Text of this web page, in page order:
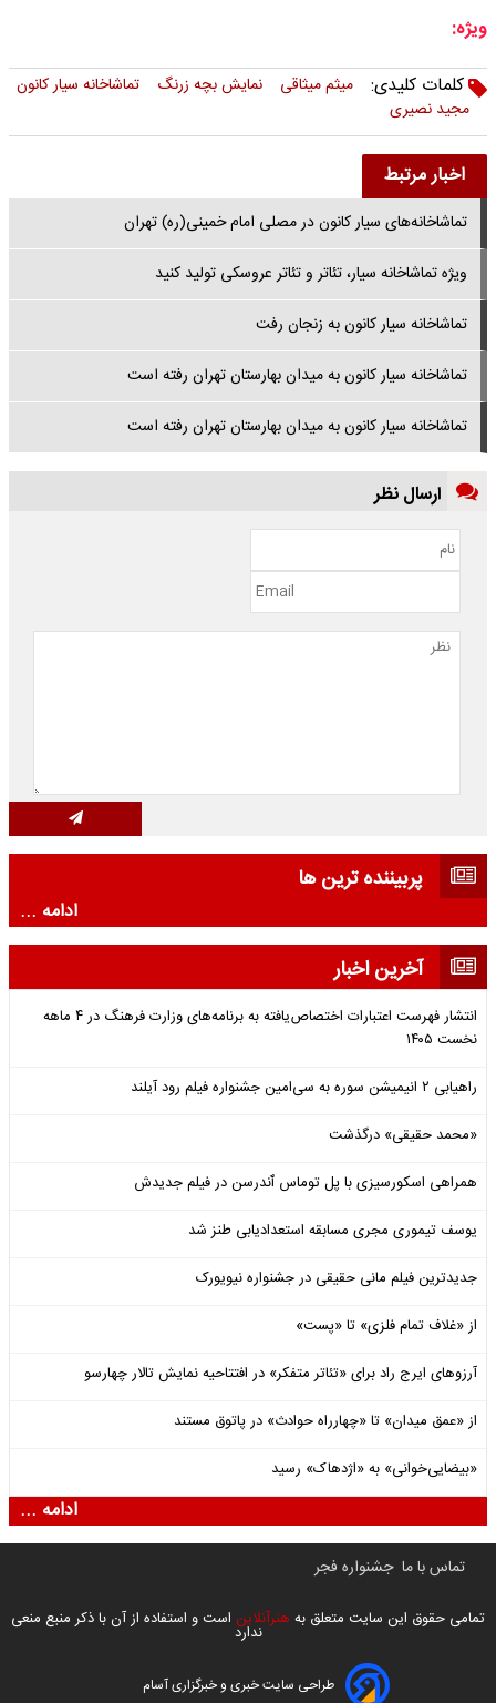
ویژه:
کلمات کلیدی:
میثم میثاقی نمایش بچه زرنگ
تماشاخانه سیار کانون
مجید نصیری
اخبار مرتبط
تماشاخانه‌های سیار کانون در مصلی امام خمینی(ره) تهران
ویژه تماشاخانه سیار، تئاتر و تئاتر عروسکی تولید کنید
تماشاخانه سیار کانون به زنجان رفت
تماشاخانه سیار کانون به میدان بهارستان تهران رفته است
تماشاخانه سیار کانون به میدان بهارستان تهران رفته است
ارسال نظر
پربیننده ترین ها
ادامه ...
آخرین اخبار
انتشار فهرست اعتبارات اختصاص‌یافته به برنامه‌های وزارت فرهنگ در ۴ ماهه
نخست ۱۴۰۵
راهیابی ۲ انیمیشن سوره به سی‌امین جشنواره فیلم رود آیلند
«محمد حقیقی» درگذشت
همراهی اسکورسیزی با پل توماس ٱندرسن در فیلم جدیدش
یوسف تیموری مجری مسابقه استعدادیابی طنز شد
جدیدترین فیلم مانی حقیقی در جشنواره نیویورک
از «غلاف تمام فلزی» تا «پست»
آرزوهای ایرج راد برای «تئاتر متفکر» در افتتاحیه نمایش تالار چهارسو
از «عمق میدان» تا «چهارراه حوادث» در پاتوق مستند
«بیضایی‌خوانی» به «اژدهاک» رسید
ادامه ...
تماس با ما جشنواره فجر
تمامی حقوق این سایت متعلق به هنرآنلاین است و استفاده از آن با ذکر منبع منعی
ندارد
طراحی سایت خبری و خبرگزاری آسام